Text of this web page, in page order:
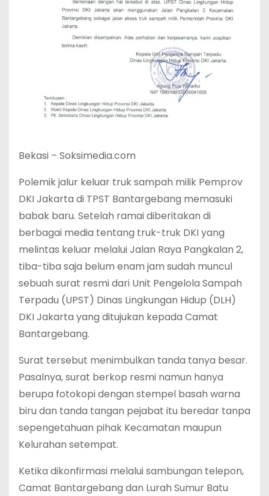
Bekasi – Soksimedia.com
Polemik jalur keluar truk sampah milik Pemprov
DKI Jakarta di TPST Bantargebang memasuki
babak baru. Setelah ramai diberitakan di
berbagai media tentang truk-truk DKI yang
melintas keluar melalui Jalan Raya Pangkalan 2,
tiba-tiba saja belum enam jam sudah muncul
sebuah surat resmi dari Unit Pengelola Sampah
Terpadu (UPST) Dinas Lingkungan Hidup (DLH)
DKI Jakarta yang ditujukan kepada Camat
Bantargebang.
Surat tersebut menimbulkan tanda tanya besar.
Pasalnya, surat berkop resmi namun hanya
berupa fotokopi dengan stempel basah warna
biru dan tanda tangan pejabat itu beredar tanpa
sepengetahuan pihak Kecamatan maupun
Kelurahan setempat.
Ketika dikonfirmasi melalui sambungan telepon,
Camat Bantargebang dan Lurah Sumur Batu